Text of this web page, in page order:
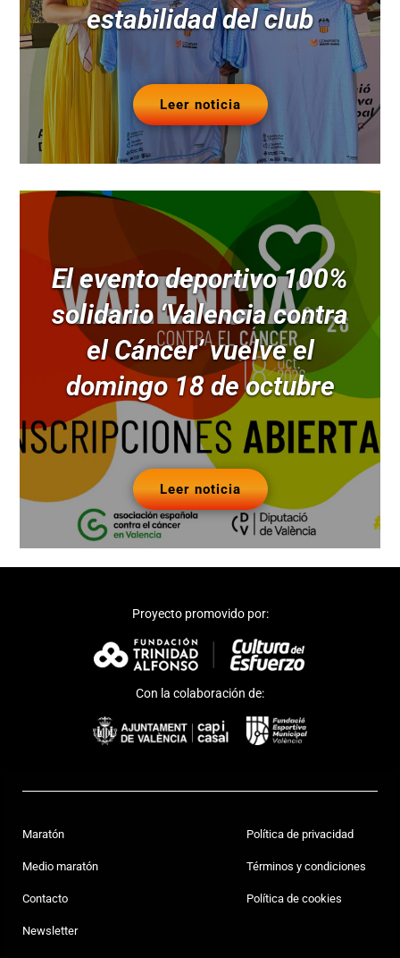
estabilidad del club
Leer noticia
El evento deportivo 100%
solidario ‘Valencia contra
el Cáncer’ vuelve el
domingo 18 de octubre
Leer noticia
Proyecto promovido por:
Con la colaboración de:
Maratón
Medio maratón
Contacto
Newsletter
Política de privacidad
Términos y condiciones
Política de cookies